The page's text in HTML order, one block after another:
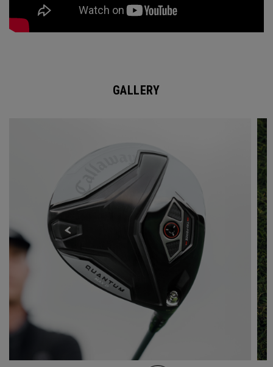
GALLERY